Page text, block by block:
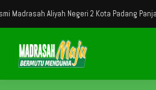
Aliyah Negeri 2 Kota Padang Panjang